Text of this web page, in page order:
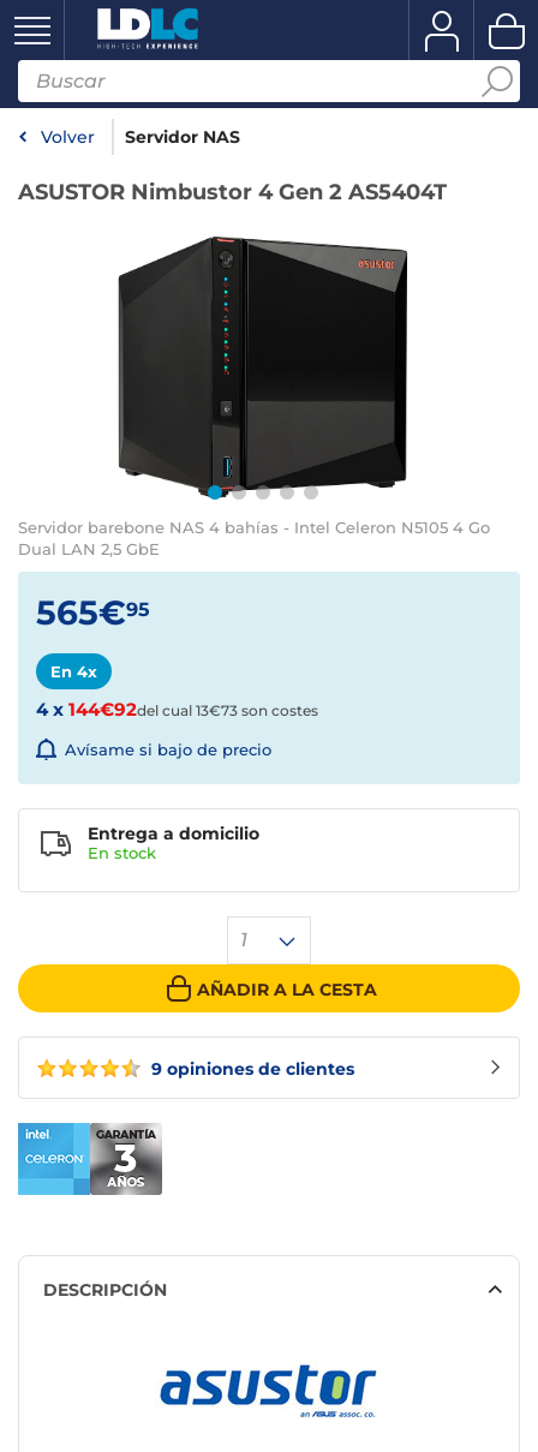
Volver Servidor NAS
ASUSTOR Nimbustor 4 Gen 2 AS5404T
Servidor barebone NAS 4 bahías - Intel Celeron N5105 4 Go
Dual LAN 2,5 GbE
9 opiniones de clientes
565€95
En 4x
4 x 144€92del cual 13€73 son costes
Avísame si bajo de precio
1
AÑADIR A LA CESTA
Entrega a domicilio
En stock
DESCRIPCIÓN